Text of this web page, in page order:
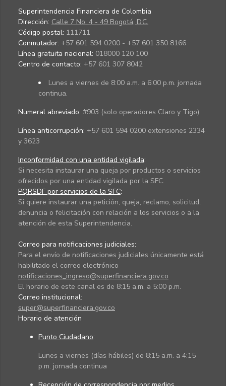
Superintendencia Financiera de Colombia
Dirección: Calle 7 No. 4 - 49 Bogotá, D.C.
Código postal: 111711
Conmutador: +57 601 594 0200 - +57 601 350 8166
Línea gratuita nacional: 018000 120 100
Centro de contacto: +57 601 307 8042
Lunes a viernes de 8:00 a.m. a 6:00 p.m. jornada
continua.
Numeral abreviado: #903 (solo operadores Claro y Tigo)
Línea anticorrupción: +57 601 594 0200 extensiones 2334
y 3623
Inconformidad con una entidad vigilada:
Si necesita instaurar una queja por productos o servicios
ofrecidos por una entidad vigilada por la SFC.
PQRSDF por servicios de la SFC:
Si quiere instaurar una petición, queja, reclamo, solicitud,
denuncia o felicitación con relación a los servicios o a la
atención de esta Superintendencia.
Correo para notificaciones judiciales:
Para el envío de notificaciones judiciales únicamente está
habilitado el correo electrónico
notificaciones_ingreso@superfinanciera.gov.co
El horario de este canal es de 8:15 a.m. a 5:00 p.m.
Correo institucional:
super@superfinanciera.gov.co
Horario de atención
Punto Ciudadano:
Lunes a viernes (días hábiles) de 8:15 a.m. a 4:15
p.m. jornada continua